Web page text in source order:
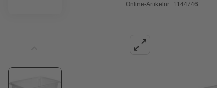
Online-Artikelnr.: 1144746